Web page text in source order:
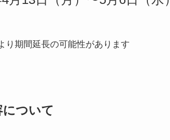
り期間延長の可能性があります
ついて